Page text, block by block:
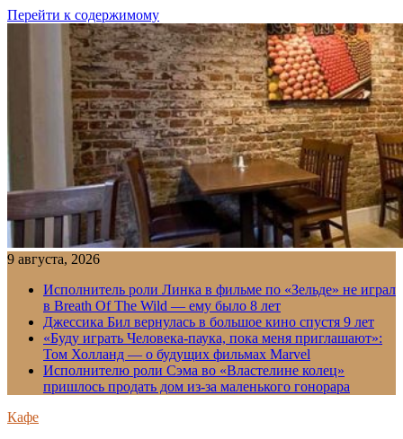
Перейти к содержимому
9 августа, 2026
Исполнитель роли Линка в фильме по «Зельде» не играл
в Breath Of The Wild — ему было 8 лет
Джессика Бил вернулась в большое кино спустя 9 лет
«Буду играть Человека-паука, пока меня приглашают»:
Том Холланд — о будущих фильмах Marvel
Исполнителю роли Сэма во «Властелине колец»
пришлось продать дом из-за маленького гонорара
Кафе